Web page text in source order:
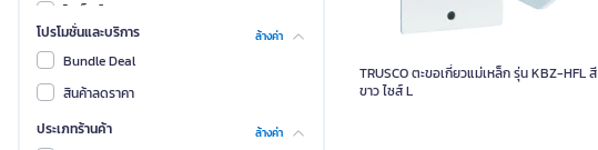
โซเล็กซ์
COACH
SDI
โปรโมชั่นและบริการ ล้างค่า
Bundle Deal
สินค้าลดราคา
ประเภทร้านค้า
ล้างค่า
TRUSCO ตะขอเกี่ยวแม่เหล็ก รุ่น KBZ-HFL สี
ขาว ไซส์ L